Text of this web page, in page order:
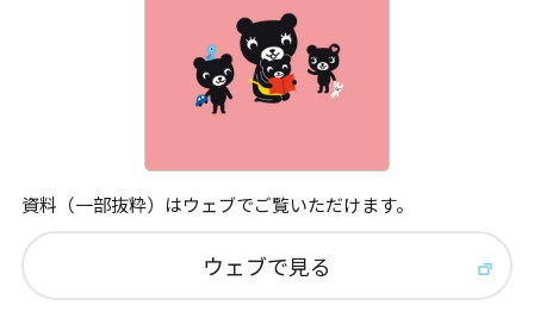
資料（一部抜粋）はウェブでご覧いただけます。
ウェブで見る